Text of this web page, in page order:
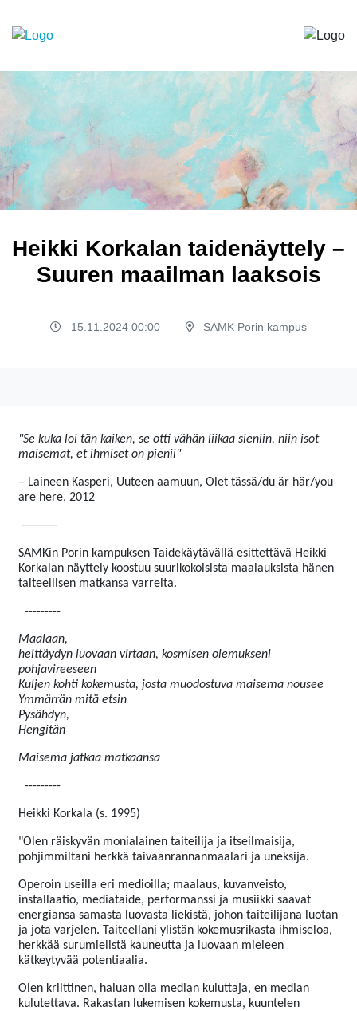
Heikki Korkalan taidenäyttely –
Suuren maailman laaksois
15.11.2024 00:00 SAMK Porin kampus
"Se kuka loi tän kaiken, se otti vähän liikaa sieniin, niin isot
maisemat, et ihmiset on pienii"
– Laineen Kasperi, Uuteen aamuun, Olet tässä/du är här/you
are here, 2012
---------
SAMKin Porin kampuksen Taidekäytävällä esittettävä Heikki
Korkalan näyttely koostuu suurikokoisista maalauksista hänen
taiteellisen matkansa varrelta.
---------
Maalaan,
heittäydyn luovaan virtaan, kosmisen olemukseni
pohjavireeseen
Kuljen kohti kokemusta, josta muodostuva maisema nousee
Ymmärrän mitä etsin
Pysähdyn,
Hengitän
Maisema jatkaa matkaansa
---------
Heikki Korkala (s. 1995)
"Olen räiskyvän monialainen taiteilija ja itseilmaisija,
pohjimmiltani herkkä taivaanrannanmaalari ja uneksija.
Operoin useilla eri medioilla; maalaus, kuvanveisto,
installaatio, mediataide, performanssi ja musiikki saavat
energiansa samasta luovasta liekistä, johon taiteilijana luotan
ja jota varjelen. Taiteellani ylistän kokemusrikasta ihmiseloa,
herkkää surumielistä kauneutta ja luovaan mieleen
kätkeytyvää potentiaalia.
Olen kriittinen, haluan olla median kuluttaja, en median
kulutettava. Rakastan lukemisen kokemusta, kuuntelen